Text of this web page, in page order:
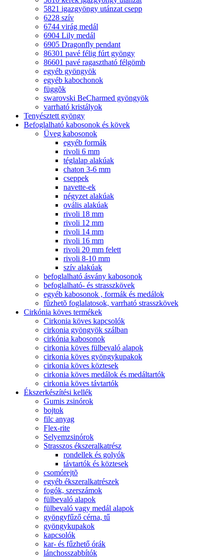
5821 igazgyöngy utánzat csepp
6228 szív
6744 virág medál
6904 Lily medál
6905 Dragonfly pendant
86301 pavé félig fúrt gyöngy
86601 pavé ragasztható félgömb
egyéb gyöngyök
egyéb kabochonok
függõk
swarovski BeCharmed gyöngyök
varrható kristályok
Tenyésztett gyöngy
Befoglalható kabosonok és kövek
Üveg kabosonok
egyéb formák
rivoli 6 mm
téglalap alakúak
chaton 3-6 mm
cseppek
navette-ek
négyzet alakúak
ovális alakúak
rivoli 18 mm
rivoli 12 mm
rivoli 14 mm
rivoli 16 mm
rivoli 20 mm felett
rivoli 8-10 mm
szív alakúak
befoglalható ásvány kabosonok
befoglalható- és strasszkövek
egyéb kabosonok , formák és medálok
fûzhetõ foglalatosok, varrható strasszkövek
Cirkónia köves termékek
Cirkonia köves kapcsolók
cirkonia gyöngyök szálban
cirkónia kabosonok
cirkonia köves fülbevaló alapok
cirkonia köves gyöngykupakok
cirkonia köves köztesek
cirkonia köves medálok és medáltartók
cirkonia köves távtartók
Ékszerkészítési kellék
Gumis zsinórok
bojtok
filc anyag
Flex-rite
Selyemzsinórok
Strasszos ékszeralkatrész
rondellek és golyók
távtartók és köztesek
csomórejtõ
egyéb ékszeralkatrészek
fogók, szerszámok
fülbevaló alapok
fülbevaló vagy medál alapok
gyöngyfűző cérna, tű
gyöngykupakok
kapcsolók
kar- és fűzhető órák
lánchosszabbítók